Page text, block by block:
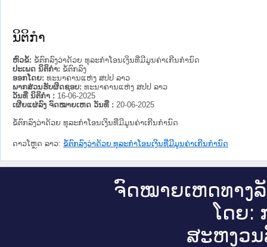
ນິຕິກໍາ
ຫົວຂໍ້: ຂໍ້ຕົກລົງວ່າດ້ວຍ ທຸລະກຳໂອນເງິນທີ່ມີມູນຄ່າເກີນກຳນົດ
ປະເພດ ນິຕິກໍາ: ຂໍ້ຕົກລົງ
ອອກໂດຍ: ທະນາຄານແຫ່ງ ສປປ ລາວ
ພາກສ່ວນຮັບຜິດຊອບ: ທະນາຄານແຫ່ງ ສປປ ລາວ
ວັນທີ່ ນິຕິກໍາ : 16-06-2025
ເຜີຍແຜ່ລົງ ຈົດໝາຍເຫດ ວັນທີ່ : 20-06-2025
ຂໍ້ຕົກລົງວ່າດ້ວຍ ທຸລະກຳໂອນເງິນທີ່ມີມູນຄ່າເກີນກຳນົດ
ດາວໂຫຼດ ລາວ: ຂໍ້ຕົກລົງວ່າດ້ວຍ ທຸລະກຳໂອນເງິນທີ່ມີມູນຄ່າເກີນກຳນົດ
ຈົດ​ໝາຍ​ເຫດ​ທາງ​
ໂດຍ:
ສະ​ຫງວນ​